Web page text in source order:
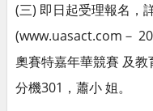
(三) 即日起受理報名，
(www.uasact.com－
奧賽特嘉年華競賽 及
分機301，蕭小 姐。